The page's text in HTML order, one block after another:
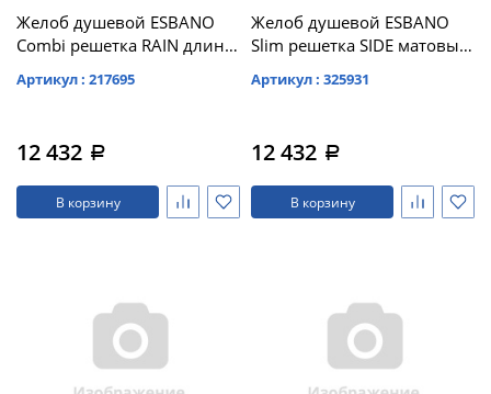
Желоб душевой ESBANO
Combi решетка RAIN длина
RAIN-60MB)
Артикул : 217695
12 432 a
В корзину
Желоб душевой ESBANO
Slim решетка SIDE матовый
Артикул : 325931
12 432 a
В корзину